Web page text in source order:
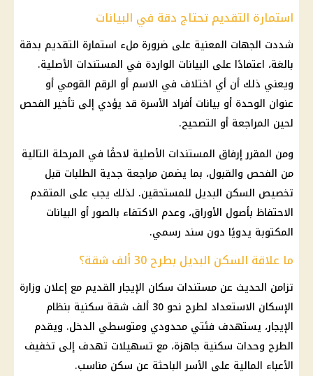
استمارة التقديم تحتاج دقة في البيانات
شددت الجهات المعنية على ضرورة ملء استمارة التقديم بدقة
بالغة، اعتمادًا على البيانات الواردة في المستندات الأصلية.
ويعني ذلك أن أي اختلاف في الاسم أو الرقم القومي أو
عنوان الوحدة أو بيانات أفراد الأسرة قد يؤدي إلى تأخير الفحص
لحين المراجعة أو التصحيح.
ومن المقرر إرفاق المستندات الأصلية لاحقًا في المرحلة التالية
من الفحص والقبول، بما يضمن مراجعة جدية الطلبات قبل
تخصيص السكن البديل للمستحقين. لذلك يجب على المتقدم
الاحتفاظ بأصول الأوراق، وعدم الاكتفاء بالصور أو البيانات
المكتوبة يدويًا دون سند رسمي.
ما علاقة السكن البديل بطرح 30 ألف شقة؟
تزامن الحديث عن مستندات سكان الإيجار القديم مع إعلان وزارة
الإسكان
الاستعداد لطرح نحو 30 ألف شقة سكنية بنظام
الإيجار، يستهدف فئتي محدودي ومتوسطي الدخل. ويقدم
الطرح وحدات سكنية جاهزة، مع تسهيلات تهدف إلى تخفيف
الأعباء المالية على الأسر الباحثة عن سكن مناسب.